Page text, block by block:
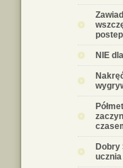
NIE
Dobry
ucznia